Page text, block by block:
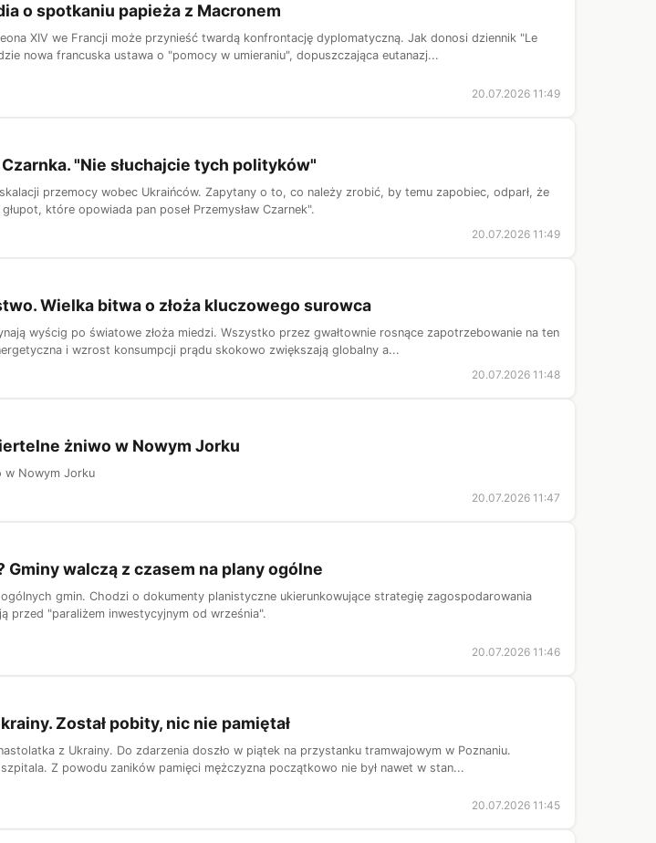
o spotkaniu papieża z Macronem
XIV we Francji może przynieść twardą konfrontację dyplomatyczną. Jak donosi dziennik "Le
nowa francuska ustawa o "pomocy w umieraniu", dopuszczająca eutanazj...
20.07.2026 11:49
"Nie słuchajcie tych polityków"
przemocy wobec Ukraińców. Zapytany o to, co należy zrobić, by temu zapobiec, odparł, że
które opowiada pan poseł Przemysław Czarnek".
20.07.2026 11:49
Wielka bitwa o złoża kluczowego surowca
wyścig po światowe złoża miedzi. Wszystko przez gwałtownie rosnące zapotrzebowanie na ten
i wzrost konsumpcji prądu skokowo zwiększają globalny a...
20.07.2026 11:48
żniwo w Nowym Jorku
w Nowym Jorku
20.07.2026 11:47
walczą z czasem na plany ogólne
gmin. Chodzi o dokumenty planistyczne ukierunkowujące strategię zagospodarowania
przed "paraliżem inwestycyjnym od września".
20.07.2026 11:46
Został pobity, nic nie pamiętał
z Ukrainy. Do zdarzenia doszło w piątek na przystanku tramwajowym w Poznaniu.
Z powodu zaników pamięci mężczyzna początkowo nie był nawet w stan...
20.07.2026 11:45